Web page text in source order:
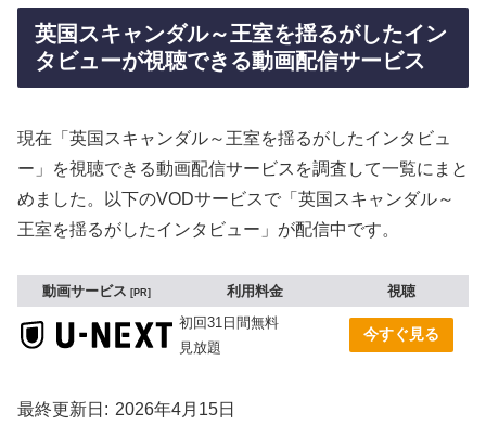
英国スキャンダル～王室を揺るがしたイン
タビューが視聴できる動画配信サービス
現在「英国スキャンダル～王室を揺るがしたインタビュ
ー」を視聴できる動画配信サービスを調査して一覧にまと
めました。以下のVODサービスで「英国スキャンダル～
王室を揺るがしたインタビュー」が配信中です。
動画サービス PR 利用料金
視聴
初回31日間無料
見放題
今すぐ見る
最終更新日 2026年4月15日